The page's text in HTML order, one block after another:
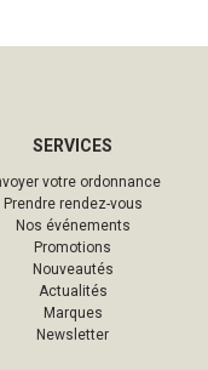
SERVICES
votre ordonnance
Prendre rendez-vous
Nos événements
Promotions
Nouveautés
Actualités
Marques
Newsletter